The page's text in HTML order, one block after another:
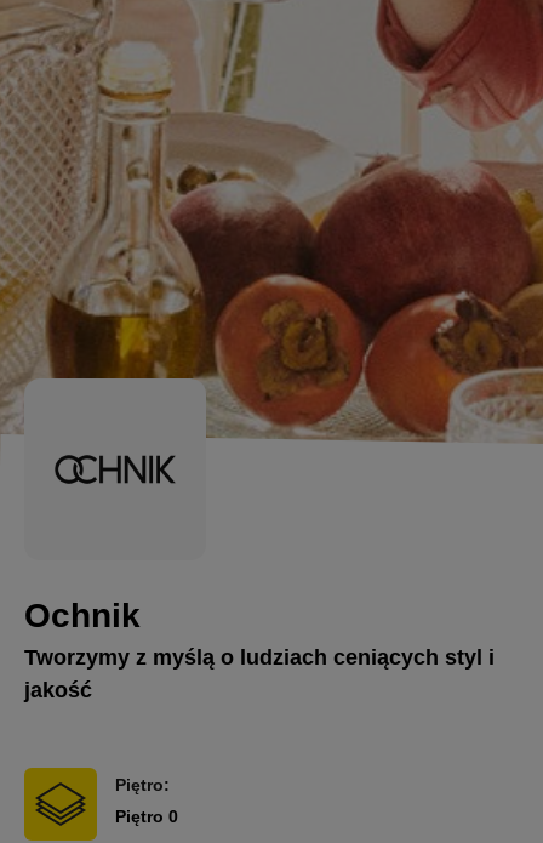
Ochnik
Tworzymy z myślą o ludziach ceniących styl i
jakość
Piętro:
Piętro 0